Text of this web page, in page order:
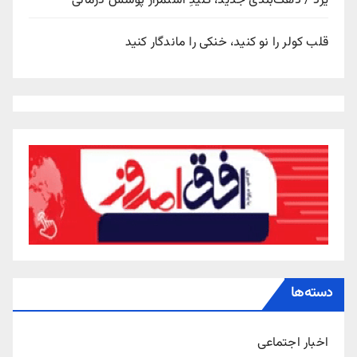
قلب کولر را نو کنید، خنکی را ماندگار کنید
دسته‌ها
اخبار اجتماعی